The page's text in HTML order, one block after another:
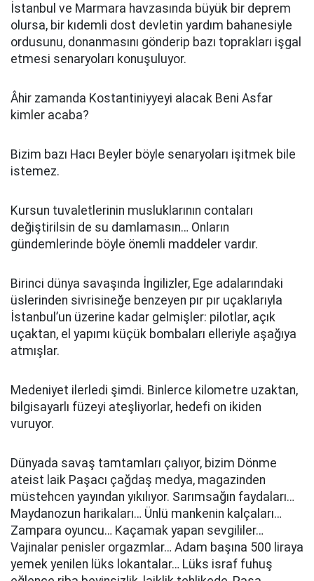
İstanbul ve Marmara havzasında büyük bir deprem
olursa, bir kıdemli dost devletin yardım bahanesiyle
ordusunu, donanmasını gönderip bazı toprakları işgal
etmesi senaryoları konuşuluyor.
Âhir zamanda Kostantiniyyeyi alacak Beni Asfar
kimler acaba?
Bizim bazı Hacı Beyler böyle senaryoları işitmek bile
istemez.
Kursun tuvaletlerinin musluklarının contaları
değiştirilsin de su damlamasın… Onların
gündemlerinde böyle önemli maddeler vardır.
Birinci dünya savaşında İngilizler, Ege adalarındaki
üslerinden sivrisineğe benzeyen pır pır uçaklarıyla
İstanbul’un üzerine kadar gelmişler: pilotlar, açık
uçaktan, el yapımı küçük bombaları elleriyle aşağıya
atmışlar.
Medeniyet ilerledi şimdi. Binlerce kilometre uzaktan,
bilgisayarlı füzeyi ateşliyorlar, hedefi on ikiden
vuruyor.
Dünyada savaş tamtamları çalıyor, bizim Dönme
ateist laik Paşacı çağdaş medya, magazinden
müstehcen yayından yıkılıyor. Sarımsağın faydaları…
Maydanozun harikaları… Ünlü mankenin kalçaları…
Zampara oyuncu… Kaçamak yapan sevgililer…
Vajinalar penisler orgazmlar… Adam başına 500 liraya
yemek yenilen lüks lokantalar… Lüks israf fuhuş